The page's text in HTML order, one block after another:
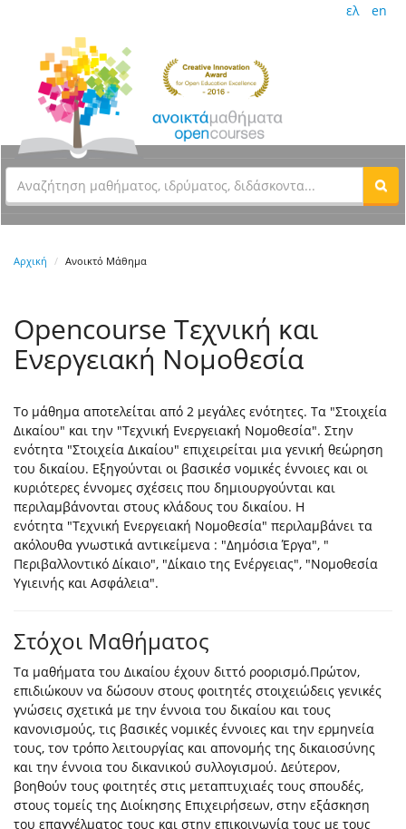
ελ en
Αρχική Ανοικτό Μάθημα
Opencourse Τεχνική και
Ενεργειακή Νομοθεσία
Το μάθημα αποτελείται από 2 μεγάλες ενότητες. Τα "Στοιχεία
Δικαίου" και την "Τεχνική Ενεργειακή Νομοθεσία". Στην
ενότητα "Στοιχεία Δικαίου" επιχειρείται μια γενική θεώρηση
του δικαίου. Εξηγούνται οι βασικέσ νομικές έννοιες και οι
κυριότερες έννομες σχέσεις που δημιουργούνται και
περιλαμβάνονται στους κλάδους του δικαίου. Η
ενότητα "Τεχνική Ενεργειακή Νομοθεσία" περιλαμβάνει τα
ακόλουθα γνωστικά αντικείμενα : "Δημόσια Έργα", "
Περιβαλλοντικό Δίκαιο", "Δίκαιο της Ενέργειας", "Νομοθεσία
Υγιεινής και Ασφάλεια".
Στόχοι Μαθήματος
Τα μαθήματα του Δικαίου έχουν διττό ροορισμό.Πρώτον,
επιδιώκουν να δώσουν στους φοιτητές στοιχειώδεις γενικές
γνώσεις σχετικά με την έννοια του δικαίου και τους
κανονισμούς, τις βασικές νομικές έννοιες και την ερμηνεία
τους, τον τρόπο λειτουργίας και απονομής της δικαιοσύνης
και την έννοια του δικανικού συλλογισμού. Δεύτερον,
βοηθούν τους φοιτητές στις μεταπτυχιαές τους σπουδές,
στους τομείς της Διοίκησης Επιχειρήσεων, στην εξάσκηση
του επαγγέλματος τους και στην επικοινωνία τους με τους